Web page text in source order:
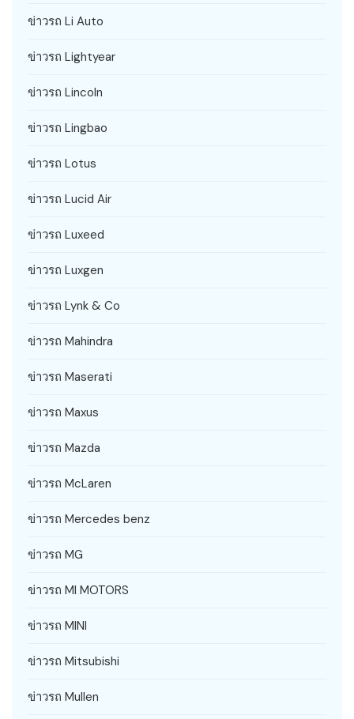
ข่าวรถ Li Auto
ข่าวรถ Lightyear
ข่าวรถ Lincoln
ข่าวรถ Lingbao
ข่าวรถ Lotus
ข่าวรถ Lucid Air
ข่าวรถ Luxeed
ข่าวรถ Luxgen
ข่าวรถ Lynk & Co
ข่าวรถ Mahindra
ข่าวรถ Maserati
ข่าวรถ Maxus
ข่าวรถ Mazda
ข่าวรถ McLaren
ข่าวรถ Mercedes benz
ข่าวรถ MG
ข่าวรถ MI MOTORS
ข่าวรถ MINI
ข่าวรถ Mitsubishi
ข่าวรถ Mullen